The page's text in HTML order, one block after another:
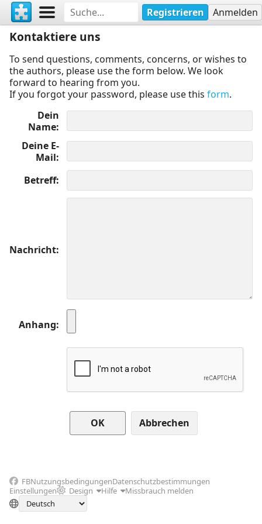
Registrieren Anmelden
Kontaktiere uns
To send questions, comments, concerns, or wishes to
the authors, please use the form below. We look
forward to hearing from you.
If you forgot your password, please use this form.
Dein
Name
Deine E-
Mail
Betreff
Nachricht
Anhang
Abbrechen
FBNutzungsbedingungenDatenschutzbestimmungen
Einstellungen
Design Hilfe Missbrauch melden